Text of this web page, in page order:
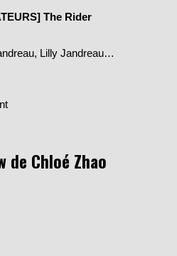
The Rider
Lilly Jandreau…
de Chloé Zhao